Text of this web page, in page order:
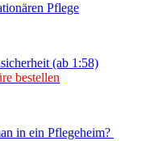
Pflege
(ab 1:58)
bestellen
in ein Pflegeheim?